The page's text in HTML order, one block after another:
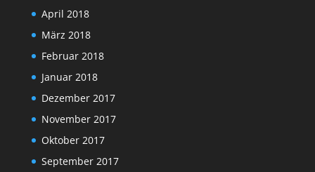
April 2018
März 2018
Februar 2018
Januar 2018
Dezember 2017
November 2017
Oktober 2017
September 2017